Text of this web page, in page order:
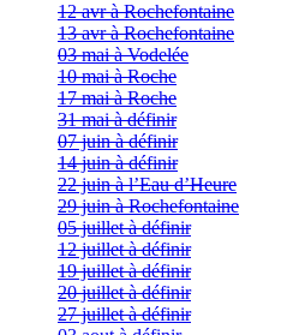
12 avr à Rochefontaine
13 avr à Rochefontaine
03 mai à Vodelée
10 mai à Roche
17 mai à Roche
31 mai à définir
07 juin à définir
14 juin à définir
22 juin à l’Eau d’Heure
29 juin à Rochefontaine
05 juillet à définir
12 juillet à définir
19 juillet à définir
20 juillet à définir
27 juillet à définir